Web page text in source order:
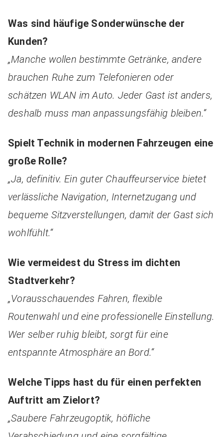
Was sind häufige Sonderwünsche der
Kunden?
„Manche wollen bestimmte Getränke, andere
brauchen Ruhe zum Telefonieren oder
schätzen WLAN im Auto. Jeder Gast ist anders,
deshalb muss man anpassungsfähig bleiben.“
Spielt Technik in modernen Fahrzeugen eine
große Rolle?
„Ja, definitiv. Ein guter Chauffeurservice bietet
verlässliche Navigation, Internetzugang und
bequeme Sitzverstellungen, damit der Gast sich
wohlfühlt.“
Wie vermeidest du Stress im dichten
Stadtverkehr?
„Vorausschauendes Fahren, flexible
Routenwahl und eine professionelle Einstellung.
Wer selber ruhig bleibt, sorgt für eine
entspannte Atmosphäre an Bord.“
Welche Tipps hast du für einen perfekten
Auftritt am Zielort?
„Saubere Fahrzeugoptik, höfliche